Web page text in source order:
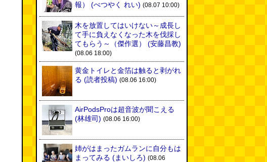
報）
(べつやく れい) (08.07 10:00)
木を放置してはいけない～成長し
て手に負えなくなった木を伐採し
てもらう～（傑作選）
(安藤昌教)
(08.06 18:00)
黄金トイレと金箔は触ると剥がれ
る (読者投稿) (08.06 16:00)
AirPodsProは超音波が聞こえる
(林雄司) (08.06 16:00)
姉がはまったガムランに自分もは
まってみる (まいしろ) (08.06